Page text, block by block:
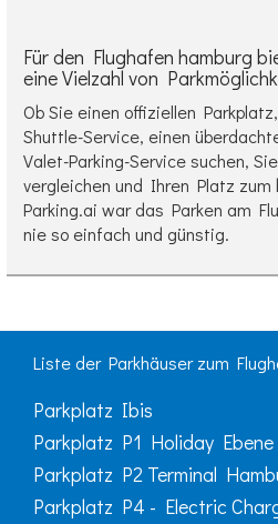
Für den Flughafen hamburg
eine Vielzahl von
Ob Sie einen offiziellen
Shuttle-Service, einen
Valet-Parking-Service suchen,
vergleichen und Ihren Platz
Parking.ai war das Parken am
nie so einfach und günstig.
Liste der Parkhäuser zum
Parkplatz Ibis
Parkplatz P1 Holiday Ebene
Parkplatz P2 Terminal
Parkplatz P4 - Electric